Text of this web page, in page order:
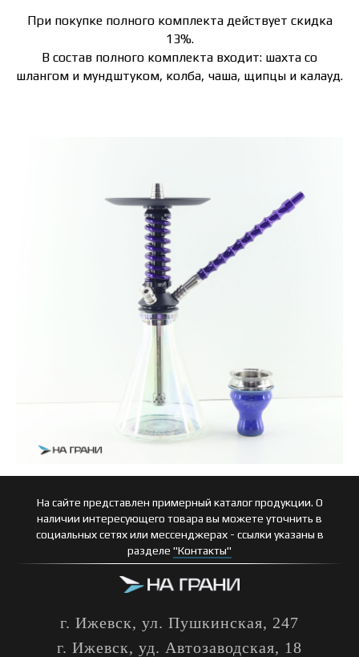
При покупке полного комплекта действует скидка
13%.
В состав полного комплекта входит: шахта со
шлангом и мундштуком, колба, чаша, щипцы и калауд.
На сайте представлен примерный каталог продукции. О
наличии интересующего товара вы можете уточнить в
социальных сетях или мессенджерах - ссылки указаны в
разделе "Контакты"
г. Ижевск, ул. Пушкинская, 247
г. Ижевск, уд. Автозаводская, 18